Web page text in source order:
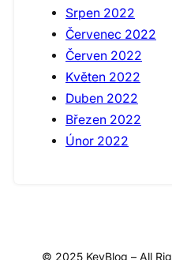
Srpen 2022
Červenec 2022
Červen 2022
Květen 2022
Duben 2022
Březen 2022
Únor 2022
© 2025 KeyBlog – All